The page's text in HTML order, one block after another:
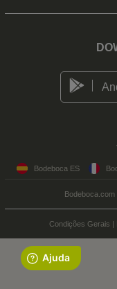
Bodeboca ES
Condições Gerais |